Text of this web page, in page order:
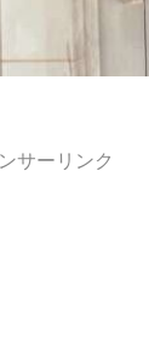
サーリンク